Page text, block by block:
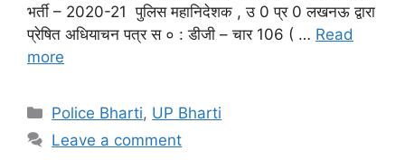
भर्ती – 2020-21 पुलिस महानिदेशक , उ 0 प्र 0 लखनऊ द्वारा
प्रेषित अधियाचन पत्र स ० : डीजी – चार 106 ( … Read
more
Categories
Police Bharti, UP Bharti
Leave a comment